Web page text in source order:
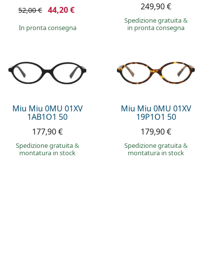
52,00 € 44,20 €
in pronta consegna
249,90 €
Spedizione gratuita&
in pronta consegna
Miu Miu 0MU 01XV
1AB1O1 50
177,90 €
Spedizione gratuita&
montatura in stock
Miu Miu 0MU 01XV
19P1O1 50
179,90 €
Spedizione gratuita&
montatura in stock